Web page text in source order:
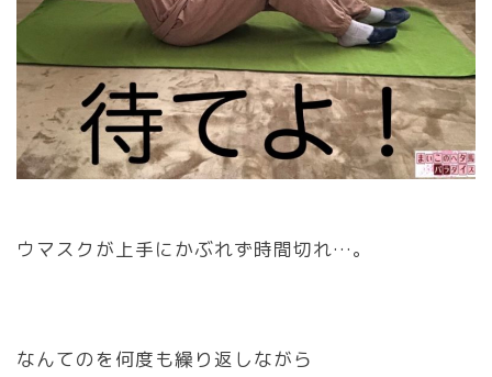
ウマスクが上手にかぶれず時間切れ…。
なんてのを何度も繰り返しながら